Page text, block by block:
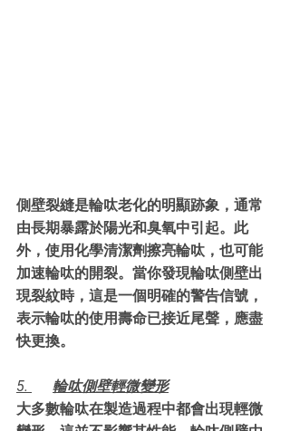
側壁裂縫是輪呔老化的明顯跡象，通常
由長期暴露於陽光和臭氧中引起。此
外，使用化學清潔劑擦亮輪呔，也可能
加速輪呔的開裂。當你發現輪呔側壁出
現裂紋時，這是一個明確的警告信號，
表示輪呔的使用壽命已接近尾聲，應盡
快更換。
5. 	輪呔側壁輕微變形
大多數輪呔在製造過程中都會出現輕微